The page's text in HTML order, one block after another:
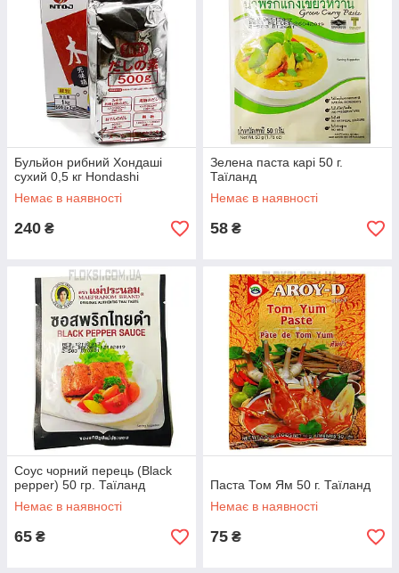
Бульйон рибний Хондаші
сухий 0,5 кг Hondashi
Немає в наявності
240 ₴
Зелена паста карі 50 г.
Таїланд
Немає в наявності
58 ₴
Соус чорний перець (Black
pepper) 50 гр. Таїланд
Немає в наявності
65 ₴
Паста Том Ям 50 г. Таїланд
Немає в наявності
75 ₴